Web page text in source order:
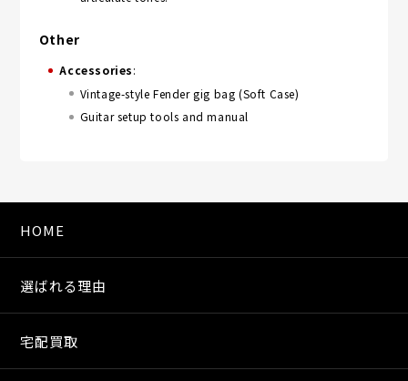
Other
Accessories:
Vintage-style Fender gig bag (Soft Case)
Guitar setup tools and manual
HOME
選ばれる理由
宅配買取